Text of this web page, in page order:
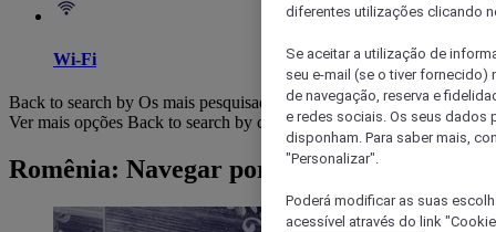
Wi-Fi
Back to search by Os mais pesquisados
Ver mais opções Back to search by categories
Romênia: Navegar por hotéis
diferentes utilizações clicando
Se aceitar a utilização de
seu e-mail (se o tiver
de navegação, reserva e
e redes sociais. Os seus dados
disponham. Para saber mais,
"Personalizar".
Poderá modificar as suas
acessível através do link